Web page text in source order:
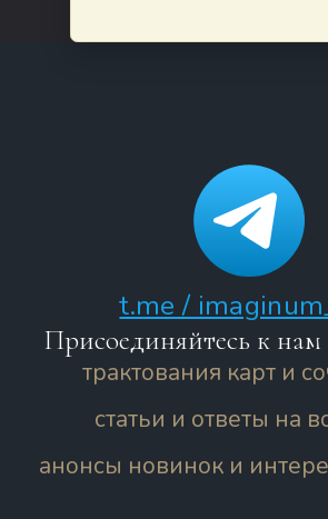
t.me /
Присоединяйтесь к нам
трактования карт и
статьи и ответы на
анонсы новинок и